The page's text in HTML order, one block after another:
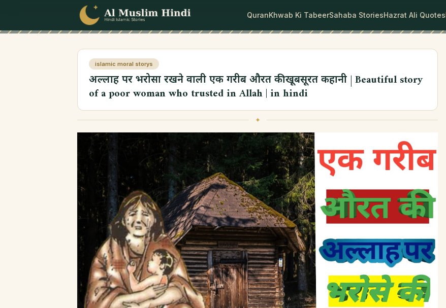
QuranKhwab Ki TabeerSahaba StoriesHazrat Ali Quotes
islamic moral storys
अल्लाह पर भरोसा रखने वाली एक गरीब औरत की खूबसूरत कहानी | Beautiful story
of a poor woman who trusted in Allah | in hindi